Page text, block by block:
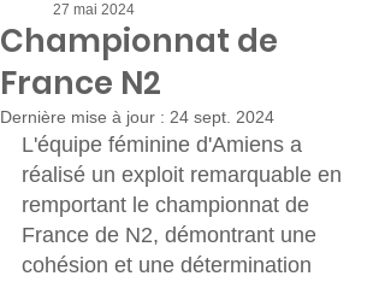
Championnat de
France N2
27 mai 2024
Dernière mise à jour : 24 sept. 2024
L'équipe féminine d'Amiens a
réalisé un exploit remarquable en
remportant le championnat de
France de N2, démontrant une
cohésion et une détermination